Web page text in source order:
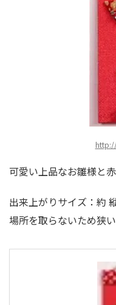
可愛い上品なお雛様と
出来上がりサイズ：約
場所を取らないため狭